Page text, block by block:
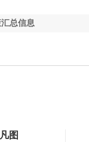
总信息
图